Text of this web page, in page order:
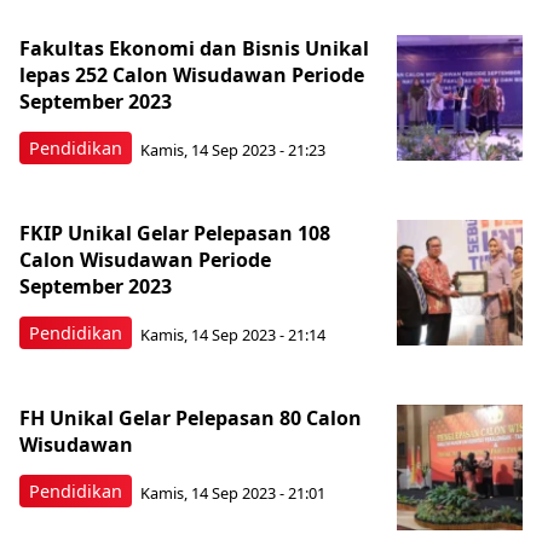
Pendidikan
Fakultas Ekonomi dan Bisnis Unikal
lepas 252 Calon Wisudawan Periode
September 2023
Kamis, 14 Sep 2023 - 21:23
Pendidikan
FKIP Unikal Gelar Pelepasan 108
Calon Wisudawan Periode
September 2023
Kamis, 14 Sep 2023 - 21:14
Pendidikan
FH Unikal Gelar Pelepasan 80 Calon
Wisudawan
Kamis, 14 Sep 2023 - 21:01